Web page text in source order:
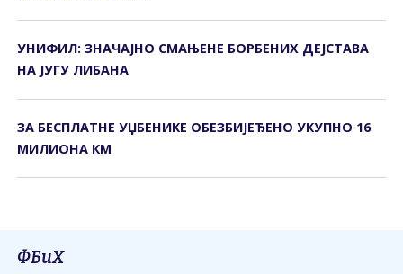
УНИФИЛ: ЗНАЧАЈНО СМАЊЕНЕ БОРБЕНИХ ДЕЈСТАВА
НА ЈУГУ ЛИБАНА
ЗА БЕСПЛАТНЕ УЏБЕНИКЕ ОБЕЗБИЈЕЂЕНО УКУПНО 16
МИЛИОНА КМ
ФБиХ